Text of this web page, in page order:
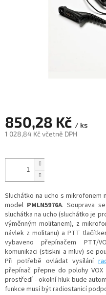
850,28 Kč / ks
1 028,84 Kč včetně DPH
cena:
Sluchátko na ucho s mikrofonem
model PMLN5976A. Souprava
sluchátka na ucho (sluchátko je
výměnným molitanem), z
návlek z molitanu) a PTT
vybaveno přepínačem PTT/
komunikaci (stiskni a mluv) se
Při potřebě ovládat vysílání
přepínač přepne do polohy
prostředí - okolní hluk bude
funkce musí být radiostanicí